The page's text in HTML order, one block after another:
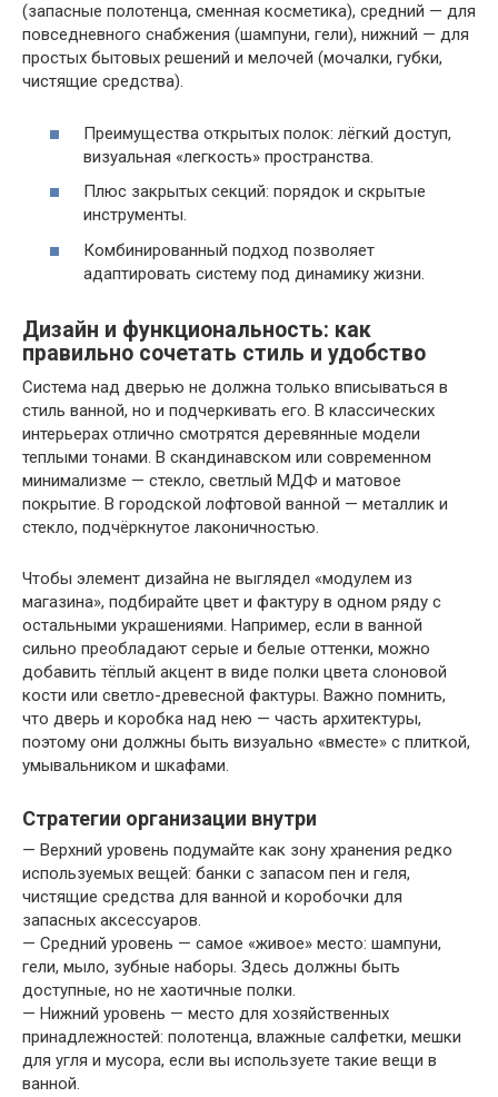
(запасные полотенца, сменная косметика), средний — для
повседневного снабжения (шампуни, гели), нижний — для
простых бытовых решений и мелочей (мочалки, губки,
чистящие средства).
Преимущества открытых полок: лёгкий доступ,
визуальная «легкость» пространства.
Плюс закрытых секций: порядок и скрытые
инструменты.
Комбинированный подход позволяет
адаптировать систему под динамику жизни.
Дизайн и функциональность: как
правильно сочетать стиль и удобство
Система над дверью не должна только вписываться в
стиль ванной, но и подчеркивать его. В классических
интерьерах отлично смотрятся деревянные модели
теплыми тонами. В скандинавском или современном
минимализме — стекло, светлый МДФ и матовое
покрытие. В городской лофтовой ванной — металлик и
стекло, подчёркнутое лаконичностью.
Чтобы элемент дизайна не выглядел «модулем из
магазина», подбирайте цвет и фактуру в одном ряду с
остальными украшениями. Например, если в ванной
сильно преобладают серые и белые оттенки, можно
добавить тёплый акцент в виде полки цвета слоновой
кости или светло-древесной фактуры. Важно помнить,
что дверь и коробка над нею — часть архитектуры,
поэтому они должны быть визуально «вместе» с плиткой,
умывальником и шкафами.
Стратегии организации внутри
— Верхний уровень подумайте как зону хранения редко
используемых вещей: банки с запасом пен и геля,
чистящие средства для ванной и коробочки для
запасных аксессуаров.
— Средний уровень — самое «живое» место: шампуни,
гели, мыло, зубные наборы. Здесь должны быть
доступные, но не хаотичные полки.
— Нижний уровень — место для хозяйственных
принадлежностей: полотенца, влажные салфетки, мешки
для угля и мусора, если вы используете такие вещи в
ванной.